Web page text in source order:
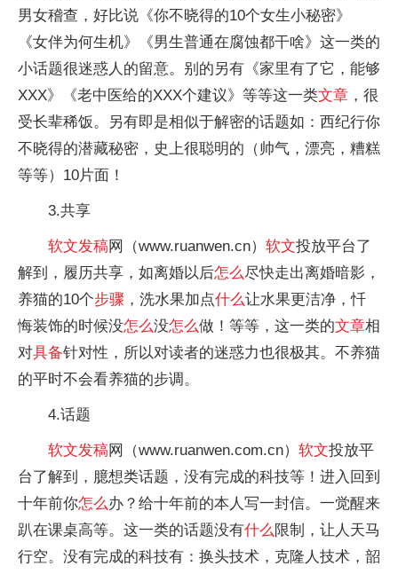
男女稽查，好比说《你不晓得的10个女生小秘密》
《女伴为何生机》《男生普通在腐蚀都干啥》这一类的
小话题很迷惑人的留意。别的另有《家里有了它，能够
XXX》《老中医给的XXX个建议》等等这一类文章 ，很
受长辈稀饭。另有即是相似于解密的话题如：西纪行你
不晓得的潜藏秘密，史上很聪明的（帅气，漂亮，糟糕
等等）10片面！
3.共享
软文发稿网（www.ruanwen.cn） 软文投放平台了
解到，履历共享，如离婚以后怎么尽快走出离婚暗影，
养猫的10个步骤 ，洗水果加点什么让水果更洁净，忏
悔装饰的时候没怎么没怎么做！等等，这一类的文章相
对具备针对性，所以对读者的迷惑力也很极其。不养猫
的平时不会看养猫的步调。
4.话题
软文发稿网（www.ruanwen.com.cn） 软文投放平
台了解到，臆想类话题，没有完成的科技等！进入回到
十年前你怎么办？给十年前的本人写一封信。一觉醒来
趴在课桌高等。这一类的话题没有什么 限制，让人天马
行空。没有完成的科技有：换头技术，克隆人技术，韶